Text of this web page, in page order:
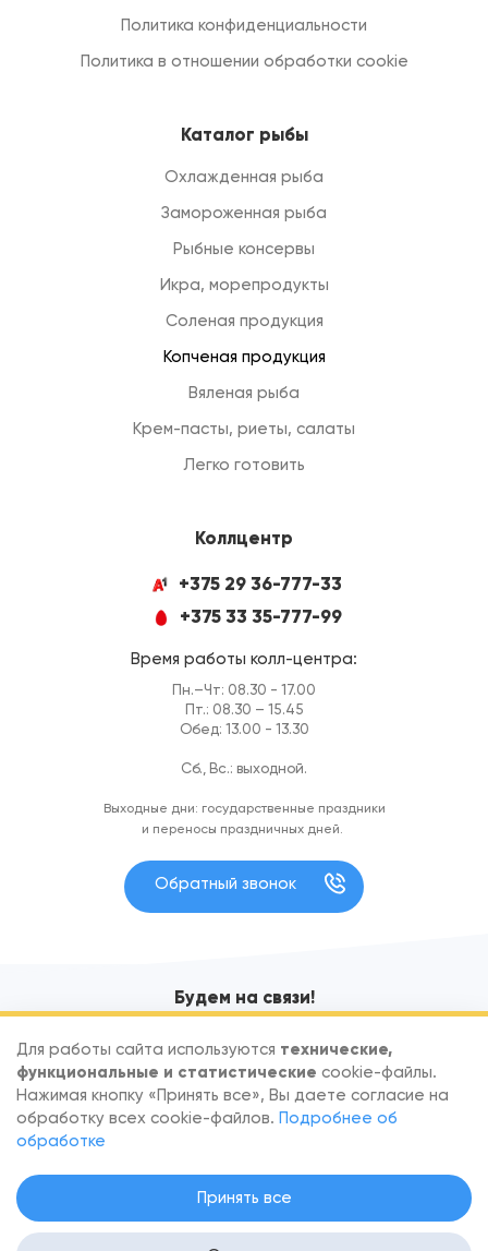
Для работы сайта используются технические,
функциональные и статистические cookie-файлы.
Нажимая кнопку «Принять все», Вы даете согласие на
обработку всех cookie-файлов. Подробнее об
обработке
Принять все
Политика конфиденциальности
Политика в отношении обработки cookie
Каталог рыбы
Охлажденная рыба
Замороженная рыба
Рыбные консервы
Икра, морепродукты
Соленая продукция
Копченая продукция
Вяленая рыба
Крем-пасты, риеты, салаты
Легко готовить
Коллцентр
+375 29 36-777-33
+375 33 35-777-99
Время работы колл-центра:
Пн.–Чт: 08.30 - 17.00
Пт.: 08.30 – 15.45
Обед: 13.00 - 13.30
Сб., Вс.: выходной.
Выходные дни: государственные праздники
и переносы праздничных дней.
Обратный звонок
Будем на связи!
По вопросам сотрудничества обращайтесьinfo@goodfish.by.
Настройка согласия на файлы Cookie
Политика в отношении обработки персональных данных. Вся
информация на сайте — собственность интернет-магазина